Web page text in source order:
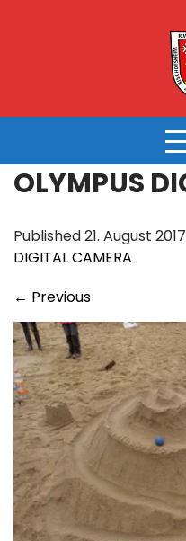
OLYMPUS
Published 21. August
DIGITAL CAMERA
← Previous